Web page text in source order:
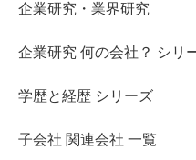
企業研究・業界研究
企業研究 何の会社？ シリ
学歴と経歴 シリーズ
子会社 関連会社 一覧